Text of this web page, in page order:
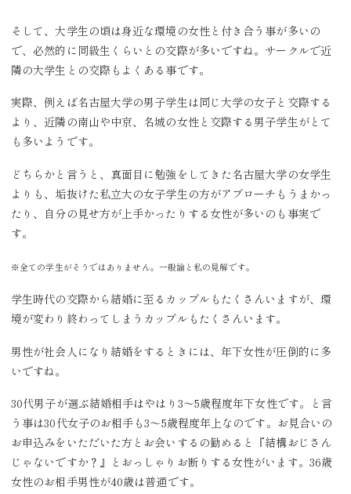
そして、大学生の頃は身近な環境の女性と付き合う事が多いの
で、必然的に同級生くらいとの交際が多いですね。サークルで近
隣の大学生との交際もよくある事です。
実際、例えば名古屋大学の男子学生は同じ大学の女子と交際する
より、近隣の南山や中京、名城の女性と交際する男子学生がとて
も多いようです。
どちらかと言うと、真面目に勉強をしてきた名古屋大学の女学生
よりも、垢抜けた私立大の女子学生の方がアプローチもうまかっ
たり、自分の見せ方が上手かったりする女性が多いのも事実で
す。
※全ての学生がそうではありません。一般論と私の見解です。
学生時代の交際から結婚に至るカップルもたくさんいますが、環
境が変わり終わってしまうカップルもたくさんいます。
男性が社会人になり結婚をするときには、年下女性が圧倒的に多
いですね。
30代男子が選ぶ結婚相手はやはり3〜5歳程度年下女性です。と言
う事は30代女子のお相手も3〜5歳程度年上なのです。お見合いの
お申込みをいただいた方とお会いするの勧めると『結構おじさん
じゃないですか？』とおっしゃりお断りする女性がいます。36歳
女性のお相手男性が40歳は普通です。